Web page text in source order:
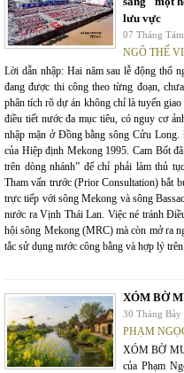
lưu vực
07 Tháng
NGÔ THẾ
Lời dẫn nhập: Hai năm sau lễ động thổ
đang được thi công theo từng đoạn,
phân tích rõ dự án không chỉ là tuyến
điều tiết nước đa mục tiêu, có nguy cơ
nhập mặn ở Đồng bằng sông Cửu
của Hiệp định Mekong 1995. Cam Bốt
trên dòng nhánh” để chỉ phải làm thủ
Tham vấn trước (Prior Consultation) bắt
trực tiếp với sông Mekong và sông
nước ra Vịnh Thái Lan. Việc né tránh
hội sông Mekong (MRC) mà còn mở ra
tắc sử dụng nước công bằng và hợp lý trên
XÓM BỜ
30 Tháng Bảy
PHẠM
XÓM BỜ
của Phạm